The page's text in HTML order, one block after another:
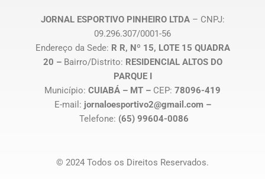
JORNAL ESPORTIVO PINHEIRO LTDA– CNPJ:
09.296.307/0001-56
Endereço da Sede: R R, Nº 15, LOTE 15 QUADRA
20 – Bairro/Distrito: RESIDENCIAL ALTOS DO
PARQUE I
Município: CUIABÁ – MT – CEP: 78096-419
E-mail: jornaloesportivo2@gmail.com –
Telefone: (65) 99604-0086
© 2024 Todos os Direitos Reservados.